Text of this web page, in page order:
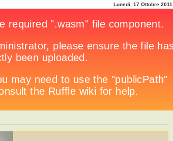
Lunedi, 17 Ottobre 2011